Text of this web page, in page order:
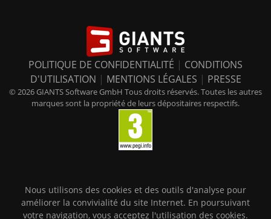
POLITIQUE DE CONFIDENTIALITÉ | CONDITIONS
D'UTILISATION | MENTIONS LÉGALES | PRESSE
© 2026 GIANTS Software GmbH Tous droits réservés. Toutes les autres
marques sont la propriété de leurs dépositaires respectifs.
Nous utilisons des cookies et des outils d'analyse pour
améliorer la convivialité du site Internet. En poursuivant
votre navigation, vous acceptez l'utilisation des cookies.